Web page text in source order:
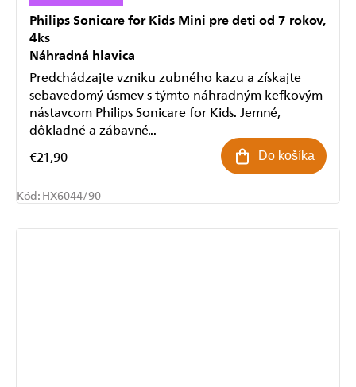
Philips Sonicare for Kids Mini pre deti od 7 rokov,
4ks
Náhradná hlavica
€21,90 Do košíka
Predchádzajte vzniku zubného kazu a získajte
sebavedomý úsmev s týmto náhradným kefkovým
nástavcom Philips Sonicare for Kids. Jemné,
dôkladné a zábavné...
Kód: HX6044/90